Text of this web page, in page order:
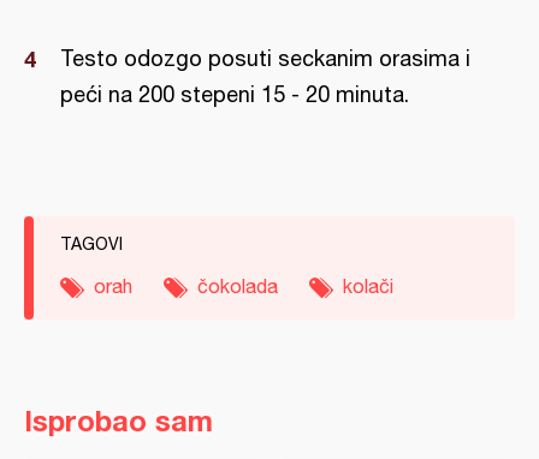
Testo odozgo posuti seckanim orasima i
peći na 200 stepeni 15 - 20 minuta.
TAGOVI
orah čokolada kolači
Isprobao sam